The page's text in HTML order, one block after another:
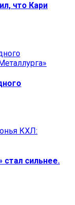
что Кари
стал сильнее.